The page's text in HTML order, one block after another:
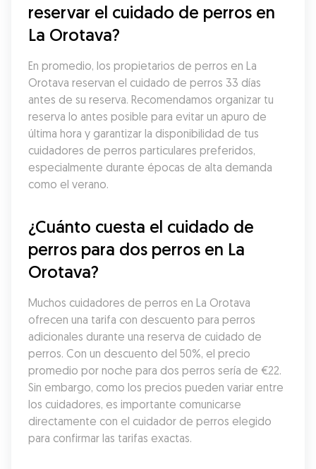
reservar el cuidado de perros en
La Orotava?
En promedio, los propietarios de perros en La
Orotava reservan el cuidado de perros 33 días
antes de su reserva. Recomendamos organizar tu
reserva lo antes posible para evitar un apuro de
última hora y garantizar la disponibilidad de tus
cuidadores de perros particulares preferidos,
especialmente durante épocas de alta demanda
como el verano.
¿Cuánto cuesta el cuidado de
perros para dos perros en La
Orotava?
Muchos cuidadores de perros en La Orotava
ofrecen una tarifa con descuento para perros
adicionales durante una reserva de cuidado de
perros. Con un descuento del 50%, el precio
promedio por noche para dos perros sería de €22.
Sin embargo, como los precios pueden variar entre
los cuidadores, es importante comunicarse
directamente con el cuidador de perros elegido
para confirmar las tarifas exactas.